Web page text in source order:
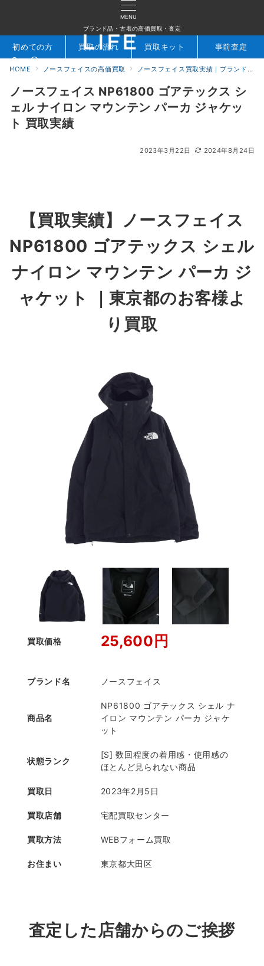
MENU
ブランド品・古着の高価買取・査定
検索 お問合せ
初めての方 買取の流れ 買取キット 事前査定
HOME ノースフェイスの高価買取 ノースフェイス買取実績｜ブランド専門店LIFE
ノースフェイス NP61800 ゴアテックス シ
ェル ナイロン マウンテン パーカ ジャケッ
ト 買取実績
2023年3月22日 2024年8月24日
【買取実績】ノースフェイス
NP61800 ゴアテックス シェル
ナイロン マウンテン パーカ ジ
ャケット ｜東京都のお客様よ
り買取
買取価格 25,600円
ブランド名 ノースフェイス
商品名
NP61800 ゴアテックス シェル ナ
イロン マウンテン パーカ ジャケ
ット
状態ランク
[S] 数回程度の着用感・使用感の
ほとんど見られない商品
買取日 2023年2月5日
買取店舗 宅配買取センター
買取方法 WEBフォーム買取
お住まい 東京都大田区
査定した店舗からのご挨拶